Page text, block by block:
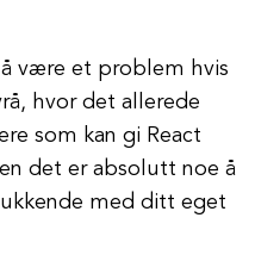
være et problem hvis
hvor det allerede
som kan gi React
det er absolutt noe å
med ditt eget